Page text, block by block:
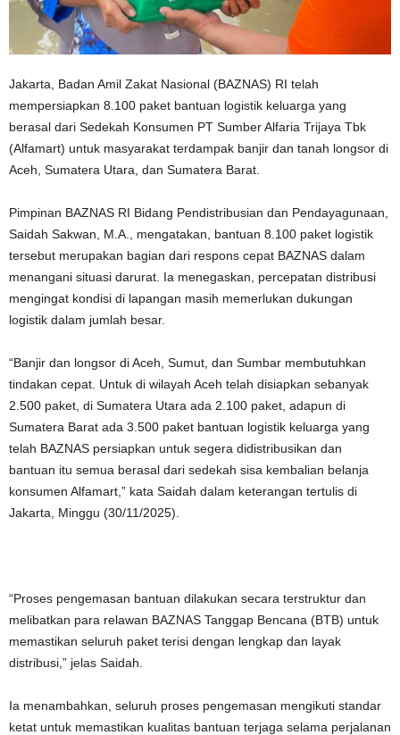
Jakarta, Badan Amil Zakat Nasional (BAZNAS) RI telah
mempersiapkan 8.100 paket bantuan logistik keluarga yang
berasal dari Sedekah Konsumen PT Sumber Alfaria Trijaya Tbk
(Alfamart) untuk masyarakat terdampak banjir dan tanah longsor di
Aceh, Sumatera Utara, dan Sumatera Barat.
Pimpinan BAZNAS RI Bidang Pendistribusian dan Pendayagunaan,
Saidah Sakwan, M.A., mengatakan, bantuan 8.100 paket logistik
tersebut merupakan bagian dari respons cepat BAZNAS dalam
menangani situasi darurat. Ia menegaskan, percepatan distribusi
mengingat kondisi di lapangan masih memerlukan dukungan
logistik dalam jumlah besar.
“Banjir dan longsor di Aceh, Sumut, dan Sumbar membutuhkan
tindakan cepat. Untuk di wilayah Aceh telah disiapkan sebanyak
2.500 paket, di Sumatera Utara ada 2.100 paket, adapun di
Sumatera Barat ada 3.500 paket bantuan logistik keluarga yang
telah BAZNAS persiapkan untuk segera didistribusikan dan
bantuan itu semua berasal dari sedekah sisa kembalian belanja
konsumen Alfamart,” kata Saidah dalam keterangan tertulis di
Jakarta, Minggu (30/11/2025).
“Proses pengemasan bantuan dilakukan secara terstruktur dan
melibatkan para relawan BAZNAS Tanggap Bencana (BTB) untuk
memastikan seluruh paket terisi dengan lengkap dan layak
distribusi,” jelas Saidah.
Ia menambahkan, seluruh proses pengemasan mengikuti standar
ketat untuk memastikan kualitas bantuan terjaga selama perjalanan